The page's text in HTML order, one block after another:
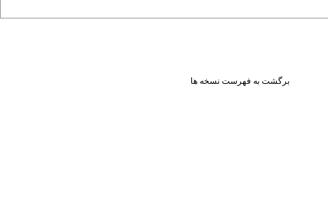
برگشت به فهرست نسخه ها